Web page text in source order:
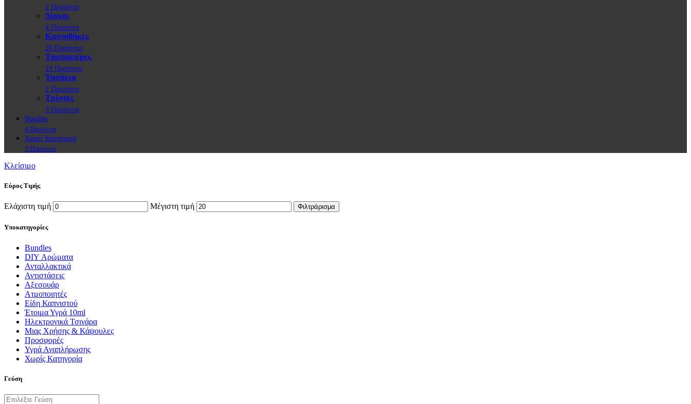
2 Προϊόντα
Δίσκοι
4 Προϊόντα
Καπνοθήκες
20 Προϊόντα
Ταμπακιέρες
19 Προϊόντα
Τασάκια
2 Προϊόντα
Τρίφτες
3 Προϊόντα
Bundles
4 Προϊόντα
Χωρίς Κατηγορία
3 Προϊόντα
Κλείσιμο
Εύρος Τιμής
Ελάχιστη τιμή Μέγιστη τιμή Φιλτράρισμα
Υποκατηγορίες
Bundles
DIY Αρώματα
Ανταλλακτικά
Αντιστάσεις
Αξεσουάρ
Ατμοποιητές
Είδη Καπνιστού
Έτοιμα Υγρά 10ml
Ηλεκτρονικά Τσιγάρα
Μιας Χρήσης & Κάψουλες
Προσφορές
Υγρά Αναπλήρωσης
Χωρίς Κατηγορία
Γεύση